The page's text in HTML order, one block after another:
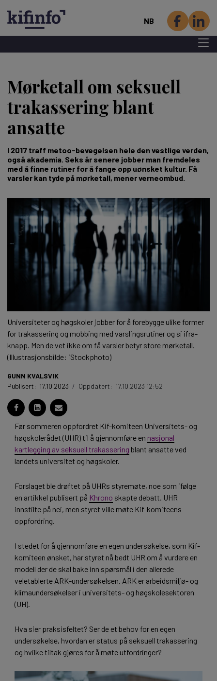
hovedinnhold
NB
Menu
Mørketall om seksuell
trakassering blant
ansatte
I 2017 traff metoo-bevegelsen hele den vestlige verden,
også akademia. Seks år senere jobber man fremdeles
med å finne rutiner for å fange opp uønsket kultur. Få
varsler kan tyde på mørketall, mener verneombud.
Universiteter og høgskoler jobber for å forebygge ulike former
for trakassering og mobbing med varslingsrutiner og si ifra-
knapp. Men de vet ikke om få varsler betyr store mørketall.
(Illustrasjonsbilde: iStockphoto)
GUNN KVALSVIK
Publisert: 17.10.2023 / Oppdatert: 17.10.2023 12:52
Før sommeren oppfordret Kif-komiteen Universitets- og
høgskolerådet (UHR) til å gjennomføre en nasjonal
kartlegging av seksuell trakassering blant ansatte ved
landets universitet og høgskoler.
Forslaget ble drøftet på UHRs styremøte, noe som ifølge
en artikkel publisert på Khrono skapte debatt. UHR
innstilte på nei, men styret ville møte Kif-komiteens
oppfordring.
I stedet for å gjennomføre en egen undersøkelse, som Kif-
komiteen ønsket, har styret nå bedt UHR om å vurdere en
modell der de skal bake inn spørsmål i den allerede
veletablerte ARK-undersøkelsen. ARK er arbeidsmiljø- og
klimaundersøkelser i universitets- og høgskolesektoren
(UH).
Hva sier praksisfeltet? Ser de et behov for en egen
undersøkelse, hvordan er status på seksuell trakassering
og hvilke tiltak gjøres for å møte utfordringer?